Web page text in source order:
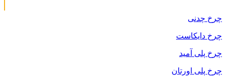
چرخ چدنی
چرخ دایکاست
چرخ پلی آمید
چرخ پلی اورتان